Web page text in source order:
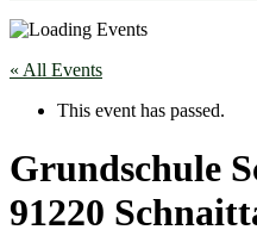
« All Events
This event has passed.
Grundschule
91220